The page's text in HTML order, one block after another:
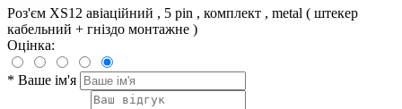
Роз'єм XS12 авіаційний , 5 pin , комплект , metal ( штекер
кабельний + гніздо монтажне )
Оцінка:
* Ваше ім'я